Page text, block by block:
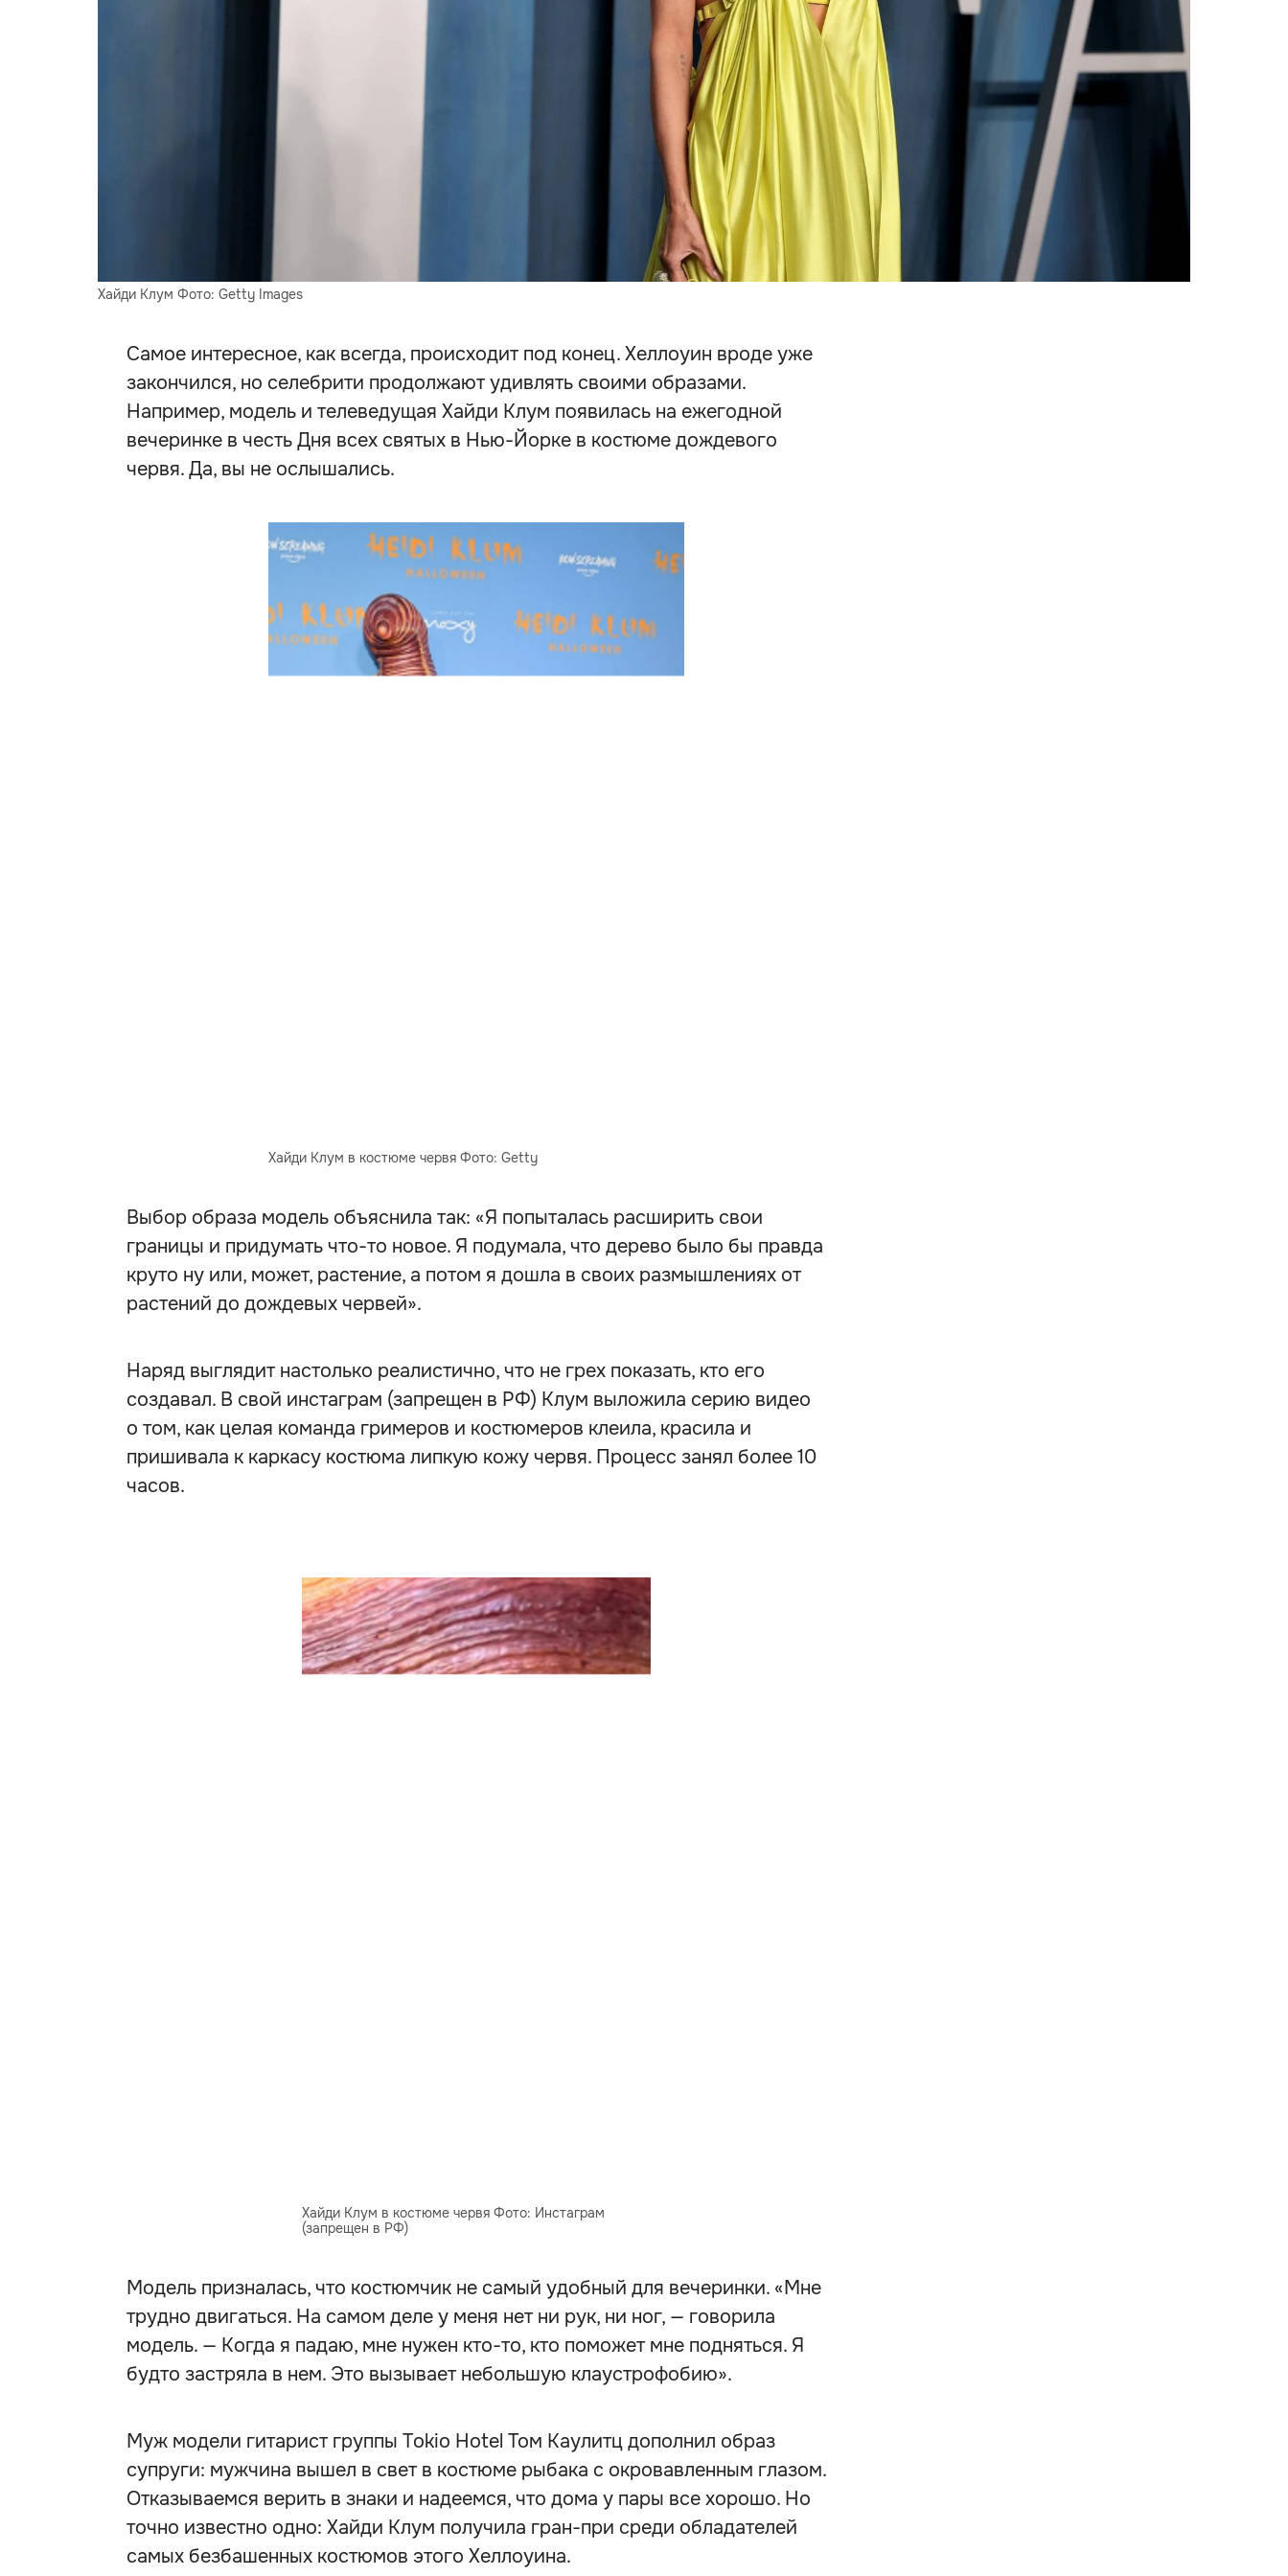
Хайди Клум Фото: Getty Images
Самое интересное, как всегда, происходит под конец. Хеллоуин вроде уже
закончился, но селебрити продолжают удивлять своими образами.
Например, модель и телеведущая Хайди Клум появилась на ежегодной
вечеринке в честь Дня всех святых в Нью-Йорке в костюме дождевого
червя. Да, вы не ослышались.
Хайди Клум в костюме червя Фото: Getty
Выбор образа модель объяснила так: «Я попыталась расширить свои
границы и придумать что-то новое. Я подумала, что дерево было бы правда
круто ну или, может, растение, а потом я дошла в своих размышлениях от
растений до дождевых червей».
Наряд выглядит настолько реалистично, что не грех показать, кто его
создавал. В свой инстаграм (запрещен в РФ) Клум выложила серию видео
о том, как целая команда гримеров и костюмеров клеила, красила и
пришивала к каркасу костюма липкую кожу червя. Процесс занял более 10
часов.
Хайди Клум в костюме червя Фото: Инстаграм
(запрещен в РФ)
Модель призналась, что костюмчик не самый удобный для вечеринки. «Мне
трудно двигаться. На самом деле у меня нет ни рук, ни ног, — говорила
модель. — Когда я падаю, мне нужен кто-то, кто поможет мне подняться. Я
будто застряла в нем. Это вызывает небольшую клаустрофобию».
Муж модели гитарист группы Tokio Hotel Том Каулитц дополнил образ
супруги: мужчина вышел в свет в костюме рыбака с окровавленным глазом.
Отказываемся верить в знаки и надеемся, что дома у пары все хорошо. Но
точно известно одно: Хайди Клум получила гран-при среди обладателей
самых безбашенных костюмов этого Хеллоуина.